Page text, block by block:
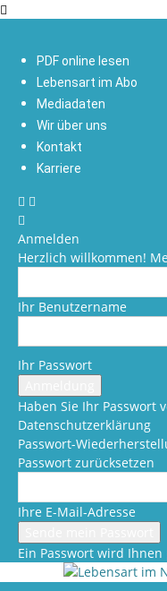
PDF online lesen
Lebensart im Abo
Mediadaten
Wir über uns
Kontakt
Karriere
Anmelden
Herzlich willkommen!
Ihr Benutzername
Ihr Passwort
Haben Sie Ihr Passwort
Datenschutzerklärung
Passwort-
Passwort zurücksetzen
Ihre E-Mail-Adresse
Ein Passwort wird